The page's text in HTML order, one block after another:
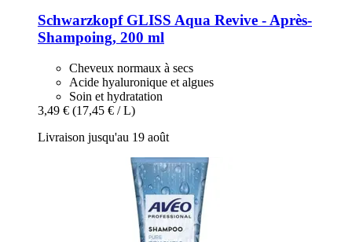
SchwarzkopfGLISS Aqua Revive -​ Après-​
Shampoing, 200 ml
Cheveux normaux à secs
Acide hyaluronique et algues
Soin et hydratation
3,49 € (17,45 € / L)
Livraison jusqu'au 19 août